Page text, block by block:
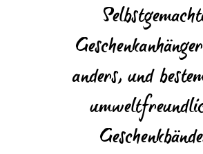
anders, und